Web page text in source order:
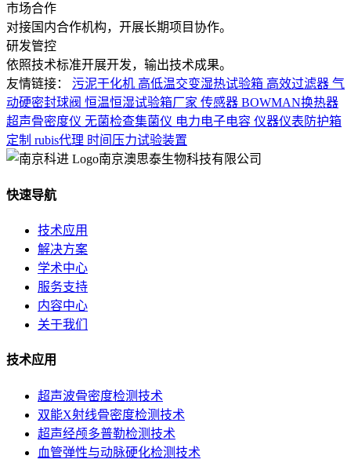
市场合作
对接国内合作机构，开展长期项目协作。
研发管控
依照技术标准开展开发，输出技术成果。
友情链接：
污泥干化机 高低温交变湿热试验箱 高效过滤器 气
动硬密封球阀 恒温恒湿试验箱厂家 传感器 BOWMAN换热器
超声骨密度仪 无菌检查集菌仪 电力电子电容 仪器仪表防护箱
定制 rubis代理 时间压力试验装置
南京澳思泰生物科技有限公司
快速导航
技术应用
解决方案
学术中心
服务支持
内容中心
关于我们
技术应用
超声波骨密度检测技术
双能X射线骨密度检测技术
超声经颅多普勒检测技术
血管弹性与动脉硬化检测技术